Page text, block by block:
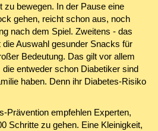
bewegen. In der Pause eine
gehen, reicht schon aus, noch
nach dem Spiel. Zweitens - das
Auswahl gesunder Snacks für
Bedeutung. Das gilt vor allem
entweder schon Diabetiker sind
haben. Denn ihr Diabetes-Risiko
Prävention empfehlen Experten,
Schritte zu gehen. Eine Kleinigkeit,